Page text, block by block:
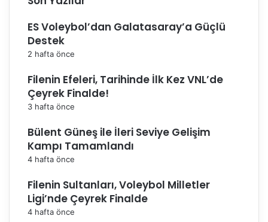
ES Voleybol’dan Galatasaray’a Güçlü
Destek
2 hafta önce
Filenin Efeleri, Tarihinde İlk Kez VNL’de
Çeyrek Finalde!
3 hafta önce
Bülent Güneş ile İleri Seviye Gelişim
Kampı Tamamlandı
4 hafta önce
Filenin Sultanları, Voleybol Milletler
Ligi’nde Çeyrek Finalde
4 hafta önce